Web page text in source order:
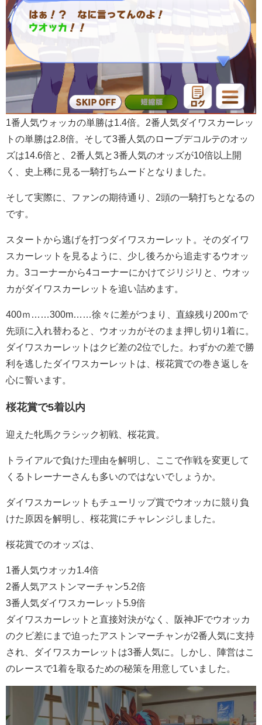
1番人気ウォッカの単勝は1.4倍。2番人気ダイワスカーレッ
トの単勝は2.8倍。そして3番人気のローブデコルテのオッ
ズは14.6倍と、2番人気と3番人気のオッズが10倍以上開
く、史上稀に見る一騎打ちムードとなりました。
そして実際に、ファンの期待通り、2頭の一騎打ちとなるの
です。
スタートから逃げを打つダイワスカーレット。そのダイワ
スカーレットを見るように、少し後ろから追走するウオッ
カ。3コーナーから4コーナーにかけてジリジリと、ウオッ
カがダイワスカーレットを追い詰めます。
400ｍ……300m……徐々に差がつまり、直線残り200ｍで
先頭に入れ替わると、ウオッカがそのまま押し切り1着に。
ダイワスカーレットはクビ差の2位でした。わずかの差で勝
利を逃したダイワスカーレットは、桜花賞での巻き返しを
心に誓います。
桜花賞で5着以内
迎えた牝馬クラシック初戦、桜花賞。
トライアルで負けた理由を解明し、ここで作戦を変更して
くるトレーナーさんも多いのではないでしょうか。
ダイワスカーレットもチューリップ賞でウオッカに競り負
けた原因を解明し、桜花賞にチャレンジしました。
桜花賞でのオッズは、
1番人気ウオッカ1.4倍
2番人気アストンマーチャン5.2倍
3番人気ダイワスカーレット5.9倍
ダイワスカーレットと直接対決がなく、阪神JFでウオッカ
のクビ差にまで迫ったアストンマーチャンが2番人気に支持
され、ダイワスカーレットは3番人気に。しかし、陣営はこ
のレースで1着を取るための秘策を用意していました。